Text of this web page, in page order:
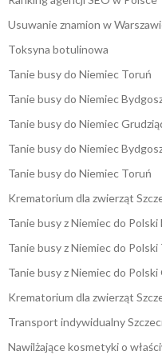
Usuwanie znamion w
Toksyna botulinowa
Tanie busy do Niemiec Toruń
Tanie busy do Niemiec
Tanie busy do Niemiec
Tanie busy do Niemiec
Tanie busy do Niemiec Toruń
Krematorium dla zwierząt
Tanie busy z Niemiec do Polski
Tanie busy z Niemiec do Polski
Tanie busy z Niemiec do Polski
Krematorium dla zwierząt
Transport indywidualny
Nawilżające kosmetyki o